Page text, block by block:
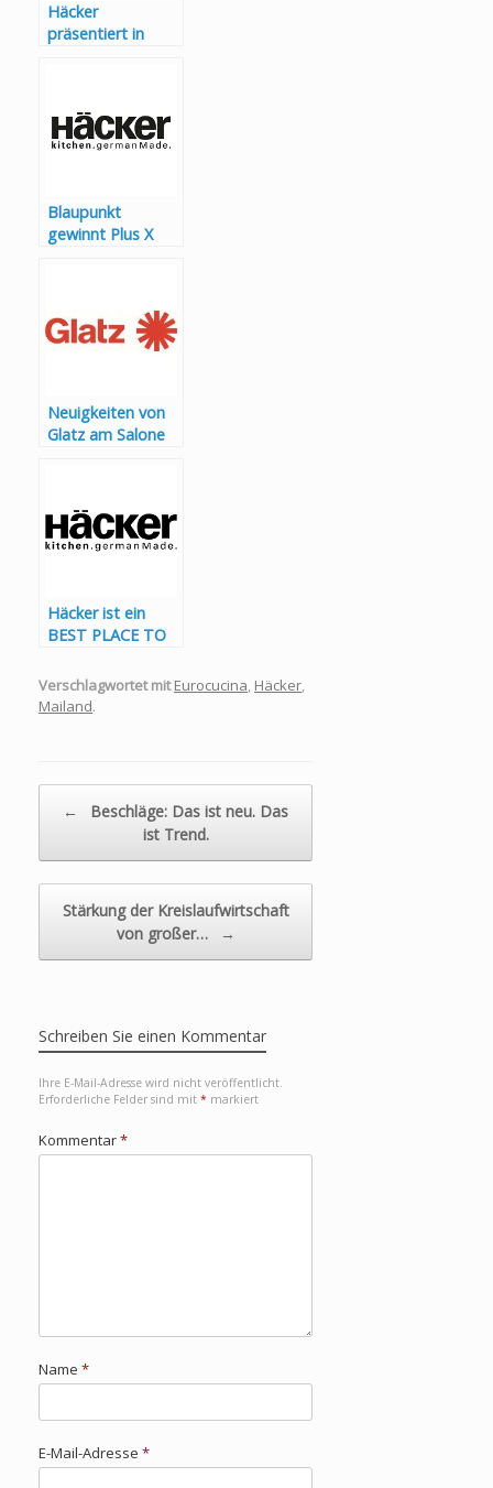
Häcker
präsentiert in
Ästhetik
Blaupunkt
gewinnt Plus X
Neuigkeiten von
Glatz am Salone
Häcker ist ein
BEST PLACE TO
Verschlagwortet mit Eurocucina, Häcker,
Mailand.
←
Beschläge: Das ist neu. Das
ist Trend.
Stärkung der Kreislaufwirtschaft
von großer…
→
Schreiben Sie einen Kommentar
Ihre E-Mail-Adresse wird nicht veröffentlicht.
Erforderliche Felder sind mit * markiert
Kommentar*
Name *
E-Mail-Adresse *